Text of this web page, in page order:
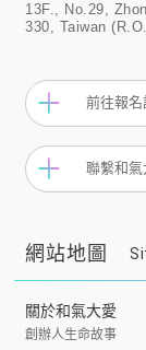
13F., No.29,
330, Taiwan
前往報名
聯繫和氣
網站地圖
關於和氣大愛
創辦人生命故事